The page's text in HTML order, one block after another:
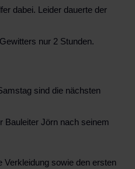
dabei. Leider dauerte der
nur 2 Stunden.
sind die nächsten
Bauleiter Jörn nach seinem
Verkleidung sowie den ersten